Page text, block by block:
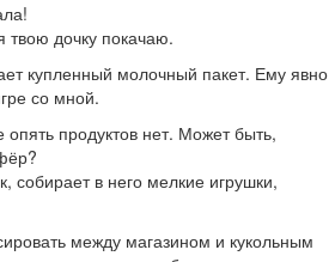
твою дочку покачаю.
купленный молочный пакет. Ему явно
со мной.
продуктов нет. Может быть,
собирает в него мелкие игрушки,
между магазином и кукольным